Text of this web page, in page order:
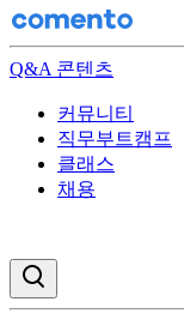
Q&A 콘텐츠
커뮤니티
직무부트캠프
클래스
채용